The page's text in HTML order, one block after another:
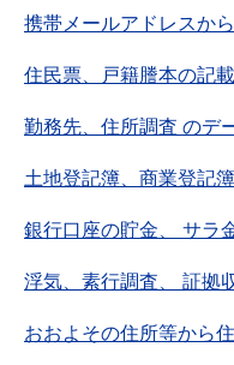
携帯メールアドレスか
住民票、戸籍謄本の記
勤務先、住所調査 のデ
土地登記簿、商業登記
銀行口座の貯金、 サラ
浮気、素行調査、 証拠
おおよその住所等から